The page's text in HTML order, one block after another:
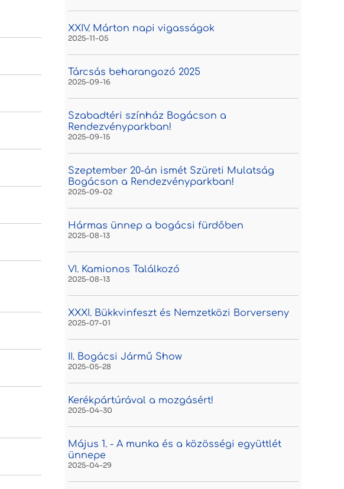
XXIV. Márton napi vigasságok
2025-11-05
Tárcsás beharangozó 2025
2025-09-16
Szabadtéri színház Bogácson a
Rendezvényparkban!
2025-09-15
Szeptember 20-án ismét Szüreti Mulatság
Bogácson a Rendezvényparkban!
2025-09-02
Hármas ünnep a bogácsi fürdőben
2025-08-13
VI. Kamionos Találkozó
2025-08-13
XXXI. Bükkvinfeszt és Nemzetközi Borverseny
2025-07-01
II. Bogácsi Jármű Show
2025-05-28
Kerékpártúrával a mozgásért!
2025-04-30
Május 1. - A munka és a közösségi együttlét
ünnepe
2025-04-29